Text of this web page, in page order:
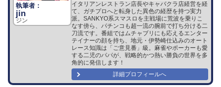
jin
ジン
イタリアンレストラン店長やキャバクラ店経営を経
て、ガチプロへと転身した異色の経歴を持つ実力
派。SANKYO系スマスロを主戦場に荒波を乗りこ
なす傍ら、パチンコも超一流の腕前で打ち分ける二
刀流です。番組ではムチャブリにも応えるエンター
テイナーの顔を持ち、地元・伊勢崎仕込みのオート
レース知識は「ご意見番」級。麻雀やポーカーも愛
する二児のパパが、戦略的かつ熱い勝負の世界を多
角的に発信します！
詳細プロフィールへ